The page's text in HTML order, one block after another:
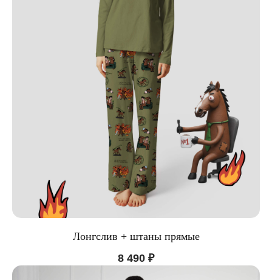
Лонгслив + штаны прямые
8 490 ₽
Политика конфиденциальности
Доставка и оплата
Уход за изделием
О бренде
Публичная оферта
Контакты
ООО "ЦИФРОВАЯ ФАБРИКА"
ИНН 9701202160
Таблица размеров